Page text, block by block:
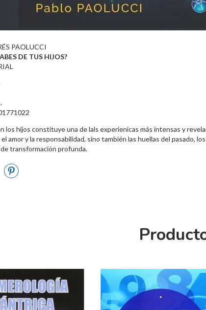
PAOLUCCI
DE TUS HIJOS?
los hijos constituye una de lals experienicas más intensas y
amor y la responsabilidad, sino también las huellas del pasado,
transformación profunda.